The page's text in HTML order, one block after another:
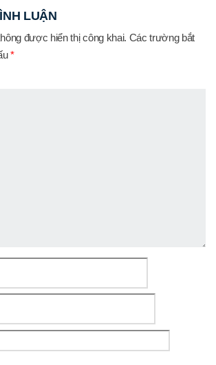
LUẬN
được hiển thị công khai. Các trường bắt
*